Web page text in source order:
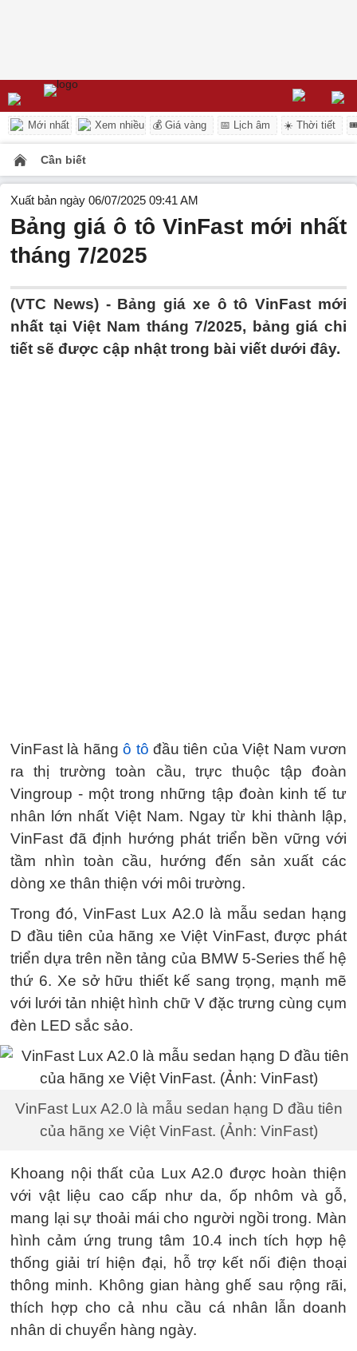
Mới nhất Xem nhiều 💰 Giá vàng 📅 Lịch âm ☀️ Thời tiết
Cần biết
Xuất bản ngày 06/07/2025 09:41 AM
Bảng giá ô tô VinFast mới nhất
tháng 7/2025
(VTC News) - Bảng giá xe ô tô VinFast mới
nhất tại Việt Nam tháng 7/2025, bảng giá chi
tiết sẽ được cập nhật trong bài viết dưới đây.
VinFast là hãngô tô đầu tiên của Việt Nam vươn
ra thị trường toàn cầu, trực thuộc tập đoàn
Vingroup - một trong những tập đoàn kinh tế tư
nhân lớn nhất Việt Nam. Ngay từ khi thành lập,
VinFast đã định hướng phát triển bền vững với
tầm nhìn toàn cầu, hướng đến sản xuất các
dòng xe thân thiện với môi trường.
Trong đó, VinFast Lux A2.0 là mẫu sedan hạng
D đầu tiên của hãng xe Việt VinFast, được phát
triển dựa trên nền tảng của BMW 5-Series thế hệ
thứ 6. Xe sở hữu thiết kế sang trọng, mạnh mẽ
với lưới tản nhiệt hình chữ V đặc trưng cùng cụm
đèn LED sắc sảo.
VinFast Lux A2.0 là mẫu sedan hạng D đầu tiên
của hãng xe Việt VinFast. (Ảnh: VinFast)
Khoang nội thất của Lux A2.0 được hoàn thiện
với vật liệu cao cấp như da, ốp nhôm và gỗ,
mang lại sự thoải mái cho người ngồi trong. Màn
hình cảm ứng trung tâm 10.4 inch tích hợp hệ
thống giải trí hiện đại, hỗ trợ kết nối điện thoại
thông minh. Không gian hàng ghế sau rộng rãi,
thích hợp cho cả nhu cầu cá nhân lẫn doanh
nhân di chuyển hàng ngày.